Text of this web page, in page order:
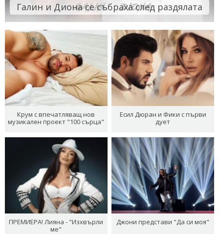
Галин и Диона се събраха след раздялата
Крум с впечатляващ нов
музикален проект "100 сърца"
Есил Дюран и Фики с първи
дует
ПРЕМИЕРА! Лияна - "Изхвърли
ме"
Джони представи "Да си моя"